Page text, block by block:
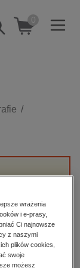
schowaj
0
wrażenia
i e-prasy,
Ci najnowsze
z naszymi
plików cookies,
swoje
możesz